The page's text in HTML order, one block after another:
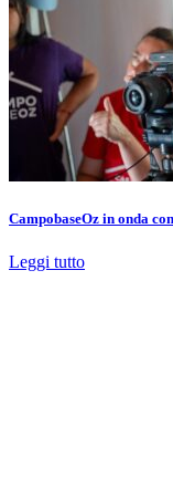
CampobaseOz in onda
Leggi tutto